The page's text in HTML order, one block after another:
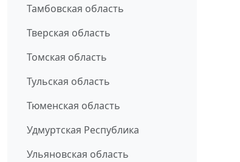
Тамбовская область
Тверская область
Томская область
Тульская область
Тюменская область
Удмуртская Республика
Ульяновская область